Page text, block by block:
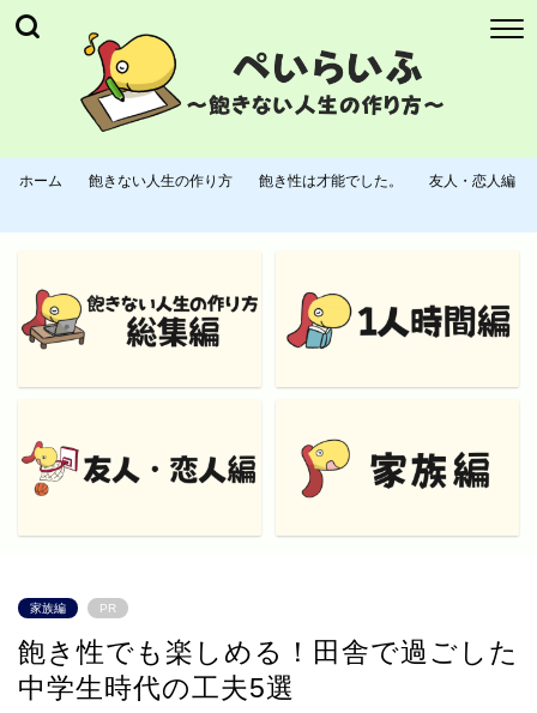
ホーム 飽きない人生の作り方 飽き性は才能でした。 友人・恋人編
家族編 PR
飽き性でも楽しめる！田舎で過ごした
中学生時代の工夫5選